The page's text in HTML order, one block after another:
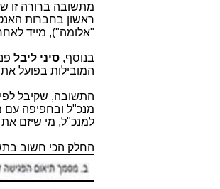
מתשובה ברורה זו
ראשון בחברות
"אלומה"), מייד
בנוסף,סיני ליבל
המובילות בפועל
התשובה, שקיבל
מנכ"ל ובחפיפה עם מחליפתו
למנכ"ל, מי שיזם
החלק הכי חשוב